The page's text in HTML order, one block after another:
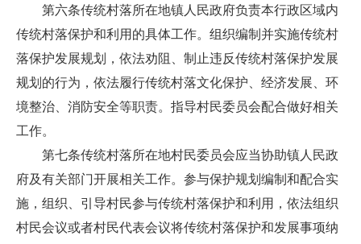
第六条传统村落所在地镇人民政府负责本行政区域内
传统村落保护和利用的具体工作。组织编制并实施传统村
落保护发展规划，依法劝阻、制止违反传统村落保护发展
规划的行为，依法履行传统村落文化保护、经济发展、环
境整治、消防安全等职责。指导村民委员会配合做好相关
工作。
第七条传统村落所在地村民委员会应当协助镇人民政
府及有关部门开展相关工作。参与保护规划编制和配合实
施，组织、引导村民参与传统村落保护和利用，依法组织
村民会议或者村民代表会议将传统村落保护和发展事项纳